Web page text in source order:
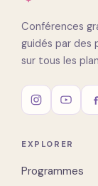
Conférences
guidés par des
sur tous les
EXPLORER
Programmes